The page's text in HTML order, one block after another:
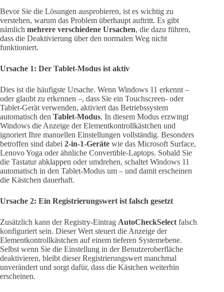
Bevor Sie die Lösungen ausprobieren, ist es wichtig zu
verstehen, warum das Problem überhaupt auftritt. Es gibt
nämlich mehrere verschiedene Ursachen, die dazu führen,
dass die Deaktivierung über den normalen Weg nicht
funktioniert.
Ursache 1: Der Tablet-Modus ist aktiv
Dies ist die häufigste Ursache. Wenn Windows 11 erkennt –
oder glaubt zu erkennen –, dass Sie ein Touchscreen- oder
Tablet-Gerät verwenden, aktiviert das Betriebssystem
automatisch den Tablet-Modus. In diesem Modus erzwingt
Windows die Anzeige der Elementkontrollkästchen und
ignoriert Ihre manuellen Einstellungen vollständig. Besonders
betroffen sind dabei 2-in-1-Geräte wie das Microsoft Surface,
Lenovo Yoga oder ähnliche Convertible-Laptops. Sobald Sie
die Tastatur abklappen oder umdrehen, schaltet Windows 11
automatisch in den Tablet-Modus um – und damit erscheinen
die Kästchen dauerhaft.
Ursache 2: Ein Registrierungswert ist falsch gesetzt
Zusätzlich kann der Registry-Eintrag AutoCheckSelect falsch
konfiguriert sein. Dieser Wert steuert die Anzeige der
Elementkontrollkästchen auf einem tieferen Systemebene.
Selbst wenn Sie die Einstellung in der Benutzeroberfläche
deaktivieren, bleibt dieser Registrierungswert manchmal
unverändert und sorgt dafür, dass die Kästchen weiterhin
erscheinen.